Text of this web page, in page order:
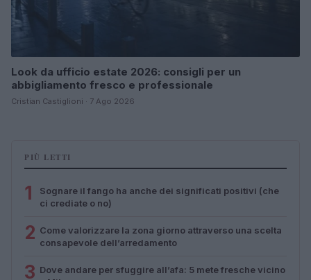
Look da ufficio estate 2026: consigli per un
abbigliamento fresco e professionale
Cristian Castiglioni · 7 Ago 2026
PIÙ LETTI
1
Sognare il fango ha anche dei significati positivi (che
ci crediate o no)
2 Come valorizzare la zona giorno attraverso una scelta
consapevole dell’arredamento
3 Dove andare per sfuggire all’afa: 5 mete fresche vicino